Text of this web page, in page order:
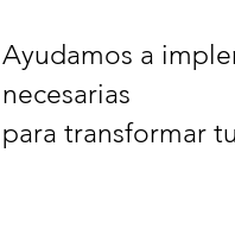
Ayudamos a
necesarias
para transformar